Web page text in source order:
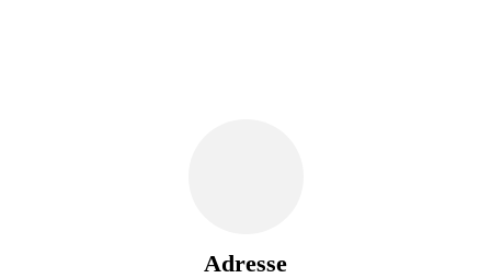
Adresse